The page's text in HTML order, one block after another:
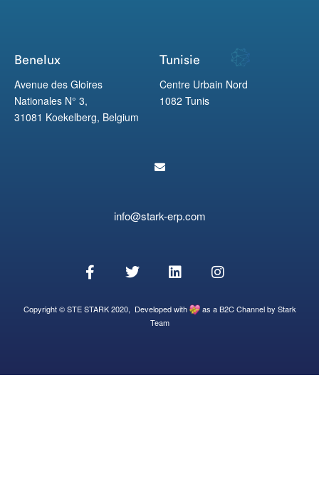
Benelux
Avenue des Gloires
Nationales N° 3,
31081 Koekelberg, Belgium
Tunisie
Centre Urbain Nord
1082 Tunis
info@stark-erp.com
Copyright © STE STARK 2020, Developed with
as a B2C Channel by Stark
Team